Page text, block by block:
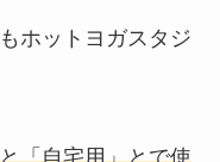
ホットヨガスタジ
「自宅用」とで使